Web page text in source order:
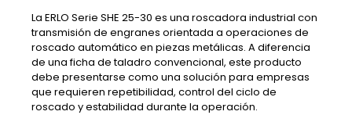
La ERLO Serie SHE 25-30 es una roscadora industrial con
transmisión de engranes orientada a operaciones de
roscado automático en piezas metálicas. A diferencia
de una ficha de taladro convencional, este producto
debe presentarse como una solución para empresas
que requieren repetibilidad, control del ciclo de
roscado y estabilidad durante la operación.